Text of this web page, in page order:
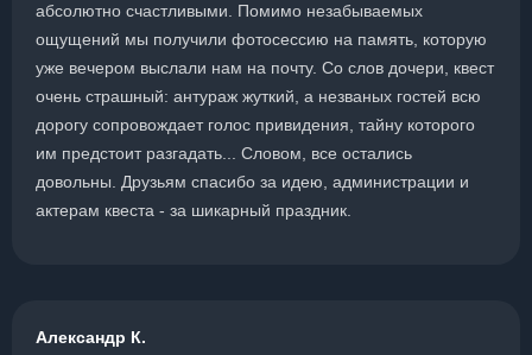
абсолютно счастливыми. Помимо незабываемых
ощущений мы получили фотосессию на память, которую
уже вечером выслали нам на почту. Со слов дочери, квест
очень страшный: антураж жуткий, а незваных гостей всю
дорогу сопровождает голос привидения, тайну которого
им предстоит разгадать... Словом, все остались
довольны. Друзьям спасибо за идею, администрации и
актерам квеста - за шикарный праздник.
Александр К.